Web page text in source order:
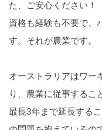
た、ご安心ください！
資格も経験も不要で、
す。それが農業です。
オーストラリアはワー
り、農業に従事するこ
最長3年まで延長する